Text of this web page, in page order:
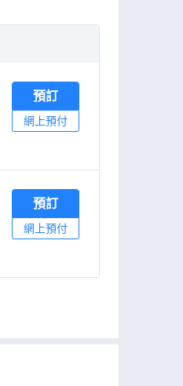
預訂
網上預付
預訂
網上預付